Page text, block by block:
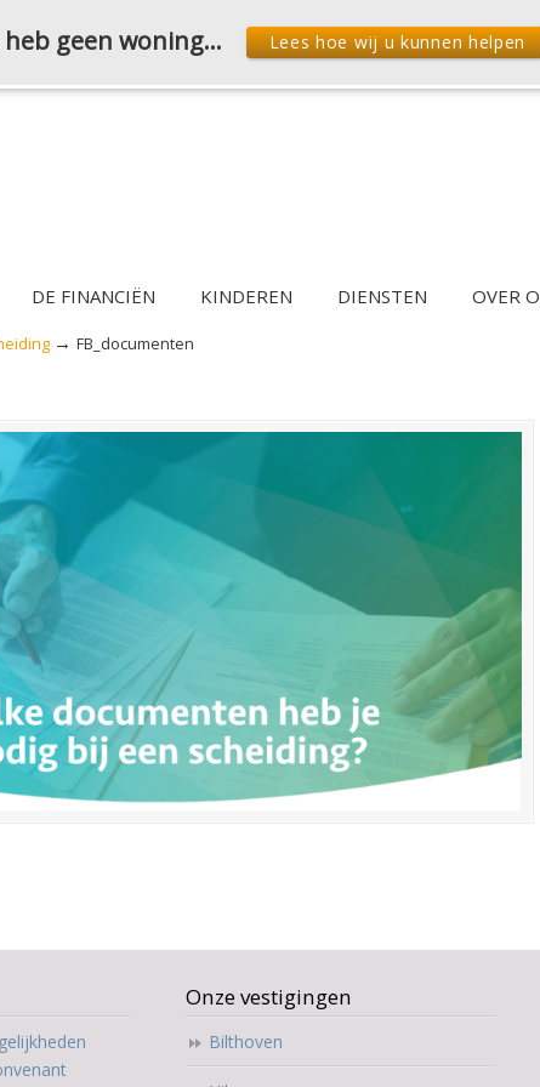
DE FINANCIËN KINDEREN DIENSTEN OVER
→ FB_documenten
Onze vestigingen
Bilthoven
heb geen woning… Lees hoe wij u kunnen helpen